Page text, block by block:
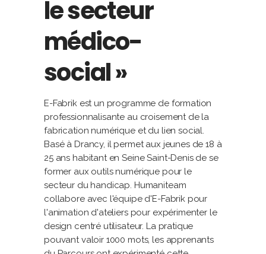
le secteur
médico-
social »
E-Fabrik est un programme de formation
professionnalisante au croisement de la
fabrication numérique et du lien social.
Basé à Drancy, il permet aux jeunes de 18 à
25 ans habitant en Seine Saint-Denis de se
former aux outils numérique pour le
secteur du handicap. Humaniteam
collabore avec l'équipe d'E-Fabrik pour
l'animation d'ateliers pour expérimenter le
design centré utilisateur. La pratique
pouvant valoir 1000 mots, les apprenants